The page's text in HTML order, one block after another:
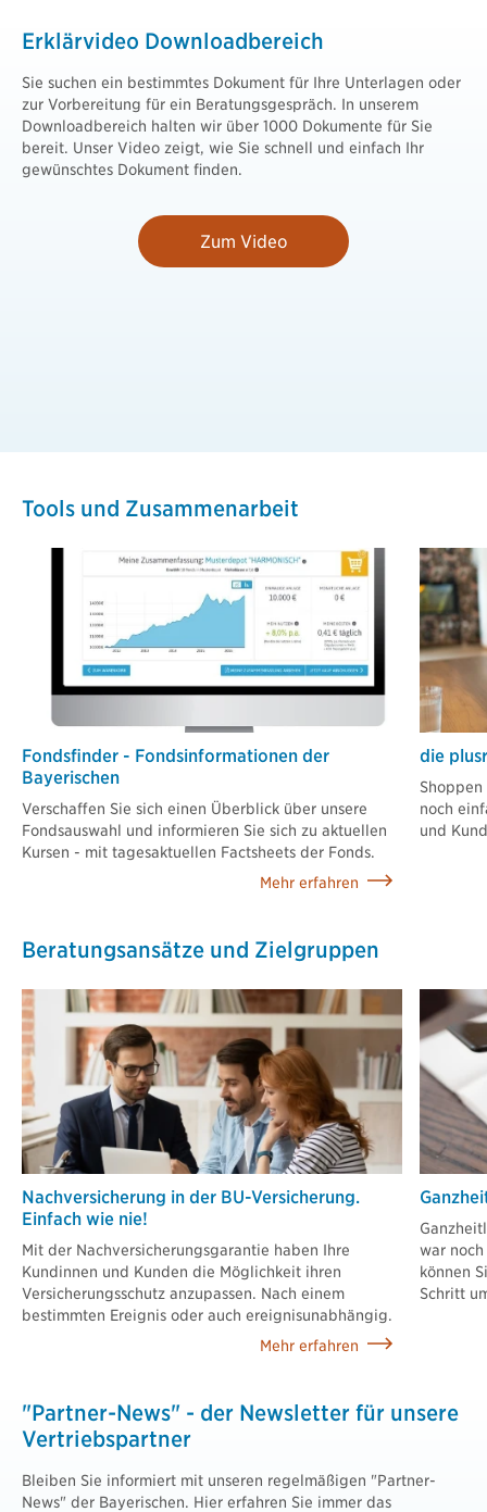
Erklärvideo Downloadbereich
Sie suchen ein bestimmtes Dokument für Ihre Unterlagen oder
zur Vorbereitung für ein Beratungsgespräch. In unserem
Downloadbereich halten wir über 1000 Dokumente für Sie
bereit. Unser Video zeigt, wie Sie schnell und einfach Ihr
gewünschtes Dokument finden.
Zum Video
Tools und Zusammenarbeit
Fondsfinder - Fondsinformationen der
Bayerischen
Verschaffen Sie sich einen Überblick über unsere
Fondsauswahl und informieren Sie sich zu aktuellen
Kursen - mit tagesaktuellen Factsheets der Fonds.
Mehr erfahren
die
noch
und
Beratungsansätze und Zielgruppen
Nachversicherung in der BU-Versicherung.
Einfach wie nie!
Mit der Nachversicherungsgarantie haben Ihre
Kundinnen und Kunden die Möglichkeit ihren
Versicherungsschutz anzupassen. Nach einem
bestimmten Ereignis oder auch ereignisunabhängig.
Mehr erfahren
war
können
Schritt
"Partner-News" - der Newsletter für unsere
Vertriebspartner
Bleiben Sie informiert mit unseren regelmäßigen "Partner-
News" der Bayerischen. Hier erfahren Sie immer das